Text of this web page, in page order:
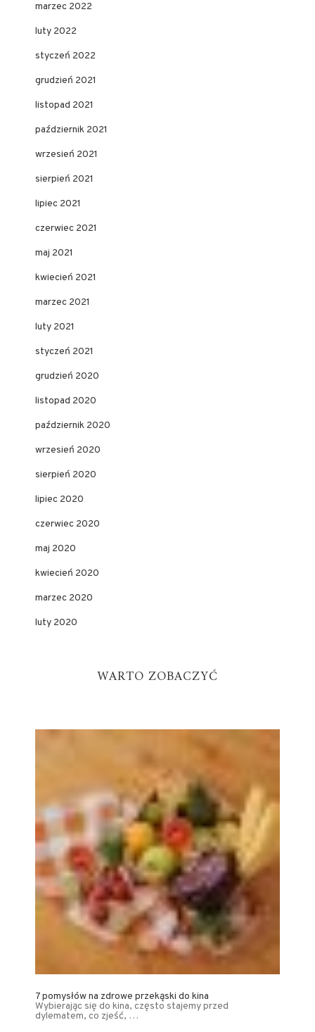
marzec 2022
luty 2022
styczeń 2022
grudzień 2021
listopad 2021
październik 2021
wrzesień 2021
sierpień 2021
lipiec 2021
czerwiec 2021
maj 2021
kwiecień 2021
marzec 2021
luty 2021
styczeń 2021
grudzień 2020
listopad 2020
październik 2020
wrzesień 2020
sierpień 2020
lipiec 2020
czerwiec 2020
maj 2020
kwiecień 2020
marzec 2020
luty 2020
WARTO ZOBACZYĆ
7 pomysłów na zdrowe przekąski do kina
Wybierając się do kina, często stajemy przed
dylematem, co zjeść, …